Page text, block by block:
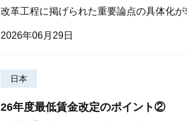
改革工程に掲げられた重要論点の具体化が
2026年06月29日
日本
26年度最低賃金改定のポイント②